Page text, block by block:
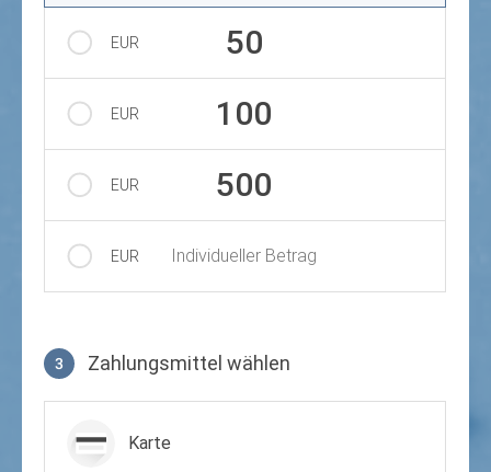
EUR 50
EUR 100
EUR 500
EUR Individueller Betrag
3 Zahlungsmittel wählen
Karte